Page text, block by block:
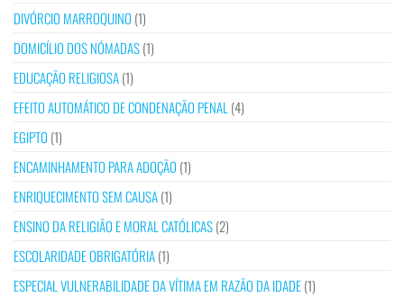
DIVÓRCIO MARROQUINO (1)
DOMICÍLIO DOS NÓMADAS(1)
EDUCAÇÃO RELIGIOSA(1)
EFEITO AUTOMÁTICO DE CONDENAÇÃO PENAL (4)
EGIPTO (1)
ENCAMINHAMENTO PARA ADOÇÃO (1)
ENRIQUECIMENTO SEM CAUSA(1)
ENSINO DA RELIGIÃO E MORAL CATÓLICAS(2)
ESCOLARIDADE OBRIGATÓRIA(1)
ESPECIAL VULNERABILIDADE DA VÍTIMA EM RAZÃO DA IDADE(1)